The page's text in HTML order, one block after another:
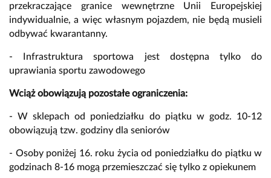
przekraczające granice wewnętrzne Unii Europejskiej
indywidualnie, a więc własnym pojazdem, nie będą musieli
odbywać kwarantanny.
- Infrastruktura sportowa jest dostępna tylko do
uprawiania sportu zawodowego
Wciąż obowiązują pozostałe ograniczenia:
- W sklepach od poniedziałku do piątku w godz. 10-12
obowiązują tzw. godziny dla seniorów
- Osoby poniżej 16. roku życia od poniedziałku do piątku w
godzinach 8-16 mogą przemieszczać się tylko z opiekunem